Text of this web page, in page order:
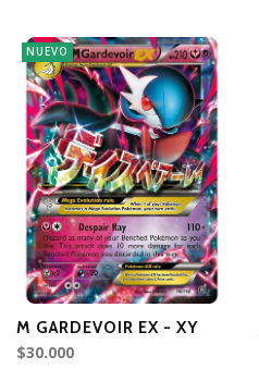
NUEVO
M GARDEVOIR EX - XY
$30.000